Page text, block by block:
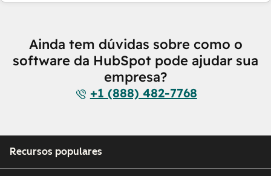
Ainda tem dúvidas sobre como o
software da HubSpot pode ajudar sua
empresa?
+1 (888) 482-7768
Recursos populares